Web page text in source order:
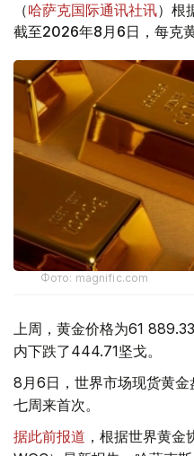
（哈萨克国际通讯社讯）根
截至2026年8月6日，每克
Фото: magnific.com
上周，黄金价格为61
内下跌了444.71坚戈。
8月6日，世界市场现货黄
七周来首次。
据此前报道 ，根据世界黄